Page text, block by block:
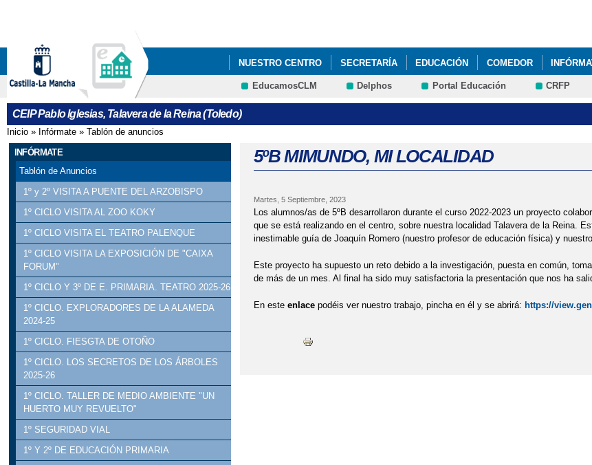
NUESTRO CENTRO SECRETARÍA EDUCACIÓN COMEDOR
EducamosCLM Delphos Portal Educación CRFP
CEIP Pablo Iglesias, Talavera de la Reina (Toledo)
Se encuentra usted aquí
Inicio » Infórmate » Tablón de anuncios
INFÓRMATE
Tablón de Anuncios
1º y 2º VISITA A PUENTE DEL ARZOBISPO
1º CICLO VISITA AL ZOO KOKY
1º CICLO VISITA EL TEATRO PALENQUE
1º CICLO VISITA LA EXPOSICIÓN DE "CAIXA
FORUM"
1º CICLO Y 3º DE E. PRIMARIA. TEATRO 2025-26
1º CICLO. EXPLORADORES DE LA ALAMEDA
2024-25
1º CICLO. FIESGTA DE OTOÑO
1º CICLO. LOS SECRETOS DE LOS ÁRBOLES
2025-26
1º CICLO. TALLER DE MEDIO AMBIENTE "UN
HUERTO MUY REVUELTO"
1º SEGURIDAD VIAL
1º Y 2º DE EDUCACIÓN PRIMARIA
5ºB MIMUNDO, MI LOCALIDAD
Martes, 5 Septiembre, 2023
Los alumnos/as de 5ºB desarrollaron durante el curso 2022-2023 un proyecto
que se está realizando en el centro, sobre nuestra localidad Talavera de la Reina.
inestimable guía de Joaquín Romero (nuestro profesor de educación física) y
Este proyecto ha supuesto un reto debido a la investigación, puesta en común,
de más de un mes. Al final ha sido muy satisfactoria la presentación que nos ha
En este enlacepodéis ver nuestro trabajo, pincha en él y se abrirá: https://